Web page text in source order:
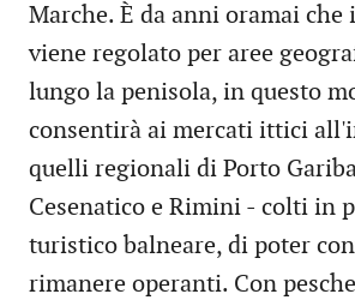
Marche. È da anni oramai che
viene regolato per aree
lungo la penisola, in questo
consentirà ai mercati ittici
quelli regionali di Porto
Cesenatico e Rimini - colti in
turistico balneare, di poter
rimanere operanti. Con